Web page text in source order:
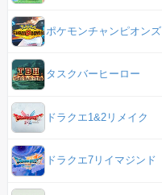
ポケモンチャンピオンズ
タスクバーヒーロー
ドラクエ1&2リメイク
ドラクエ7リイマジンド